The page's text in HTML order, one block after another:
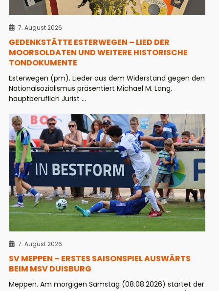
7. August 2026
GEDENKSTÄTTE ESTERWEGEN – LIED DER
MOORSOLDATEN UND WEITERE HISTORISCHE
TONDOKUMENTE
Esterwegen (pm). Lieder aus dem Widerstand gegen den
Nationalsozialismus präsentiert Michael M. Lang,
hauptberuflich Jurist ...
7. August 2026
SV MEPPEN – ERSTES SAISONSPIEL AUSWÄRTS
BEIM MSV DUISBURG
Meppen. Am morgigen Samstag (08.08.2026) startet der